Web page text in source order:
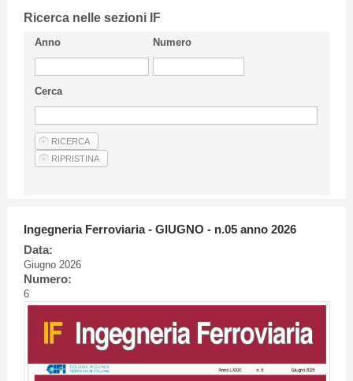
CIFI in breve
Linee Guida
Privacy Policy
Articoli
Ricerca nelle sezioni IF
Anno Numero
Cerca
Ingegneria Ferroviaria - GIUGNO - n.05 anno 2026
Data:
Giugno 2026
Numero:
6